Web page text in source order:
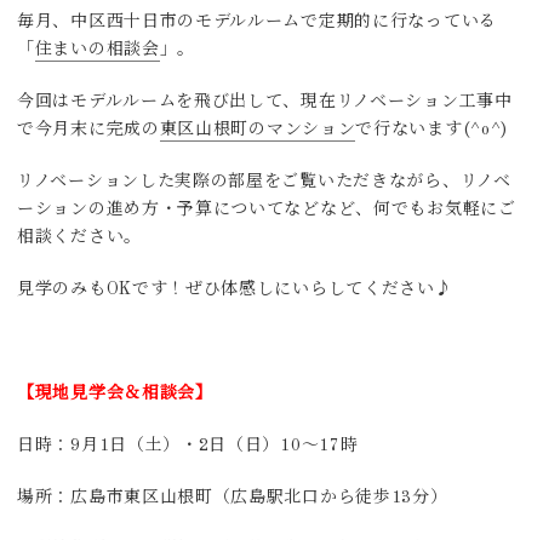
毎月、中区西十日市のモデルルームで定期的に行なっている
「 住まいの相談会 」。
今回はモデルルームを飛び出して、現在リノベーション工事中
で今月末に完成の 東区山根町のマンションで行ないます(^o^)
リノベーションした実際の部屋をご覧いただきながら、リノベ
ーションの進め方・予算についてなどなど、何でもお気軽にご
相談ください。
見学のみもOKです！ぜひ体感しにいらしてください♪
【現地見学会＆相談会】
日時：9月1日（土）・2日（日）10～17時
場所：広島市東区山根町（広島駅北口から徒歩13分）